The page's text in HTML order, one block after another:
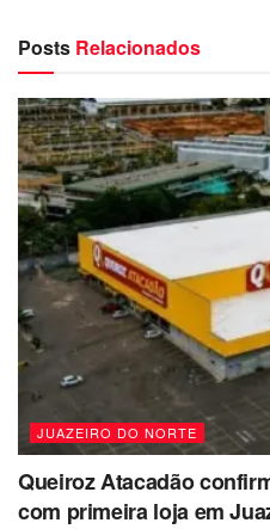
Posts Relacionados
JUAZEIRO DO NORTE
Queiroz Atacadão
com primeira loja em